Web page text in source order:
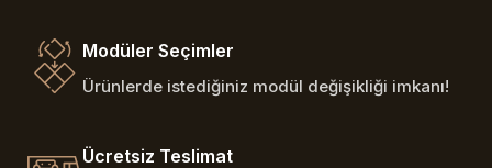
Modüler Seçimler
Ürünlerde istediğiniz modül değişikliği imkanı!
Ücretsiz Teslimat